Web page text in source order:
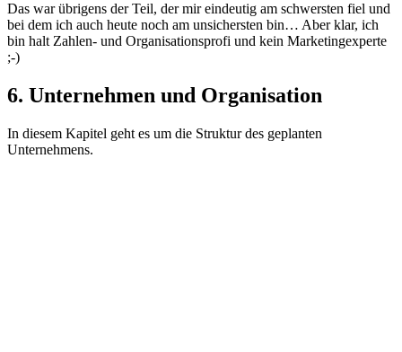
Das war übrigens der Teil, der mir eindeutig am schwersten fiel und
bei dem ich auch heute noch am unsichersten bin… Aber klar, ich
bin halt Zahlen- und Organisationsprofi und kein Marketingexperte
;-)
6. Unternehmen und Organisation
In diesem Kapitel geht es um die Struktur des geplanten
Unternehmens.